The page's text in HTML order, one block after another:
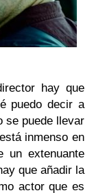
hay que
puedo decir a
se puede llevar
inmenso en
un extenuante
que añadir la
actor que es